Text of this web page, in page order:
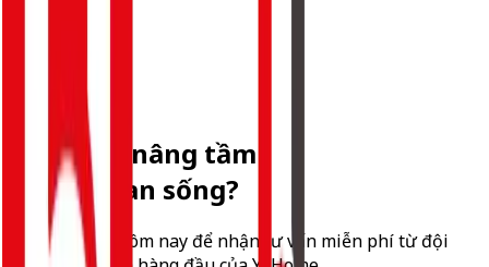
Xem Chi Tiết
Sẵn sàng nâng tầm
không gian sống?
Liên hệ ngay hôm nay để nhận tư vấn miễn phí từ đội